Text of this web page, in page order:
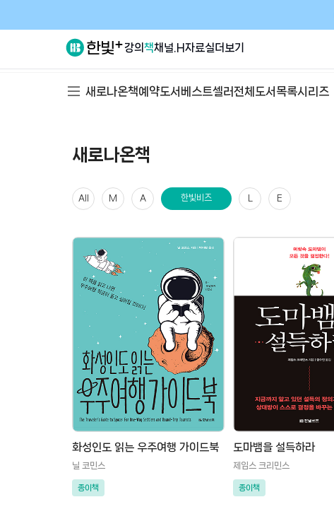
강의책채널.H자료실더보기
새로나온책예약도서 베스트셀러전체도서목록시리즈
새로나온책
All M A 한빛비즈 E
화성인도 읽는 우주여행 가이드북
닐 코민스
종이책
도마뱀을 설득하라
제임스 크리민스
종이책